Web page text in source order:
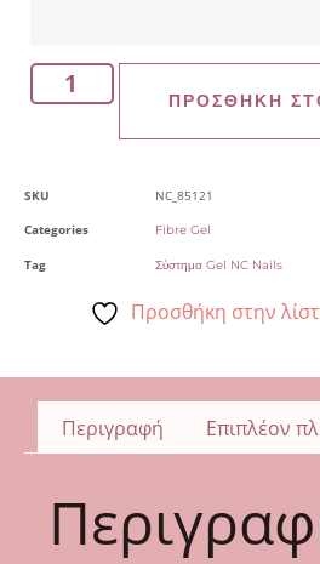
ΠΡΟΣΘΉΚΗ
SKU
NC_85121
Categories
Fibre Gel
Tag Σύστημα Gel NC Nails
Προσθήκη στην
Περιγραφή Επιπλέον